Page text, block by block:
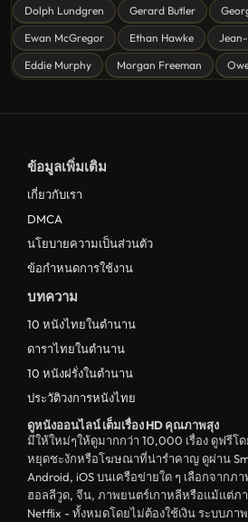
ดูหนังลึกลับ Mystery
ดูหนังอนิเมชั่น Animation
ดูหนังไซไฟ Sci-Fi
ดูหนังญี่ปุ่น Japan
ดูหนังชีวประวัติ Biography
ดูหนังเกาหลีใต้ South Korea
ระทึกขวัญ
ตลก
ดูหนังจีน China
unknown
ดูหนังอีโรติก R18+ erotic
บู๊
หนังฝรั่ง
Dolph Lundgren
Gerard Butler
Ewan McGregor
Ethan Hawke
Eddie Murphy
Morgan Freeman
ข้อมูลเพิ่มเติม
เกี่ยวกับเรา
DMCA
นโยบายความเป็นส่วนตัว
ข้อกำหนดการใช้งาน
บทความ
10 หนังไทยในตำนาน
ดาราไทยในตำนาน
10 หนังฝรั่งในตำนาน
ประวัติวงการหนังไทย
ดูหนังออนไลน์ เต็มเรื่อง HD คุณภาพสุง
มีให้ใหม่ๆให้ดูมากกว่า 10,000 เรื่อง ดูฟรีโ
หยุดชะงักหรือโฆษณาที่น่ารำคาญ ดูผ่าน
Android, iOS บนเครือข่ายใด ๆ เลือกจากภ
ฮอลลีวูด, จีน, ภาพยนตร์เกาหลีหรือแม้แต่ภ
Netflix - ทั้งหมดโดยไม่ต้องใช้เงิน ระบบภา